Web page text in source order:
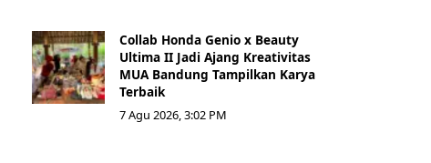
Collab Honda Genio x Beauty
Ultima II Jadi Ajang Kreativitas
MUA Bandung Tampilkan Karya
Terbaik
7 Agu 2026, 3:02 PM